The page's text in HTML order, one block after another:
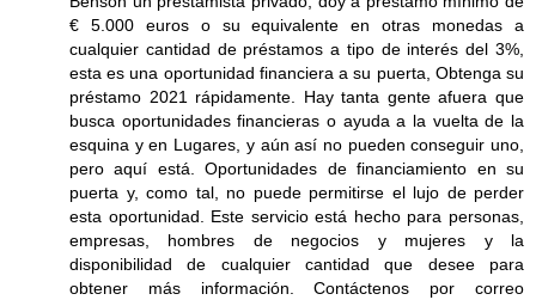
€ 5.000 euros o su equivalente en otras monedas a
cualquier cantidad de préstamos a tipo de interés del 3%,
esta es una oportunidad financiera a su puerta, Obtenga su
préstamo 2021 rápidamente. Hay tanta gente afuera que
busca oportunidades financieras o ayuda a la vuelta de la
esquina y en Lugares, y aún así no pueden conseguir uno,
pero aquí está. Oportunidades de financiamiento en su
puerta y, como tal, no puede permitirse el lujo de perder
esta oportunidad. Este servicio está hecho para personas,
empresas, hombres de negocios y mujeres y la
disponibilidad de cualquier cantidad que desee para
obtener más información. Contáctenos por correo